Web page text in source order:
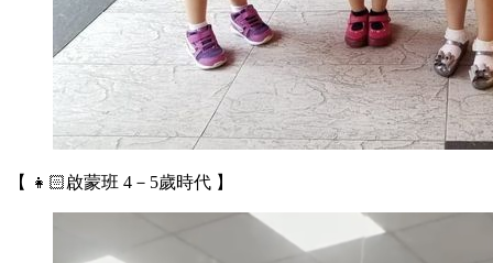
【 👧🏻啟蒙班 4－5歲時代 】